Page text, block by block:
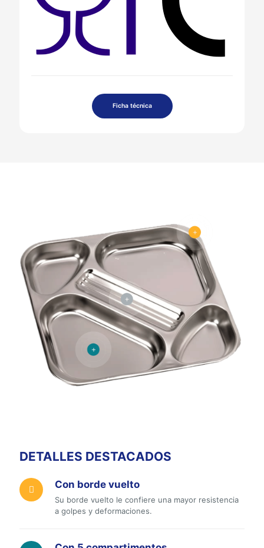
Ficha técnica
DETALLES DESTACADOS
Con borde vuelto
Su borde vuelto le confiere una mayor resistencia
a golpes y deformaciones.